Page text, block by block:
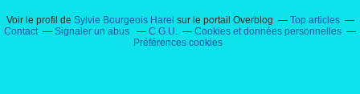
Voir le profil de Sylvie Bourgeois Harel sur le portail Overblog
Top articles
Contact
Signaler un abus C.G.U.
Cookies et données personnelles
Préférences cookies